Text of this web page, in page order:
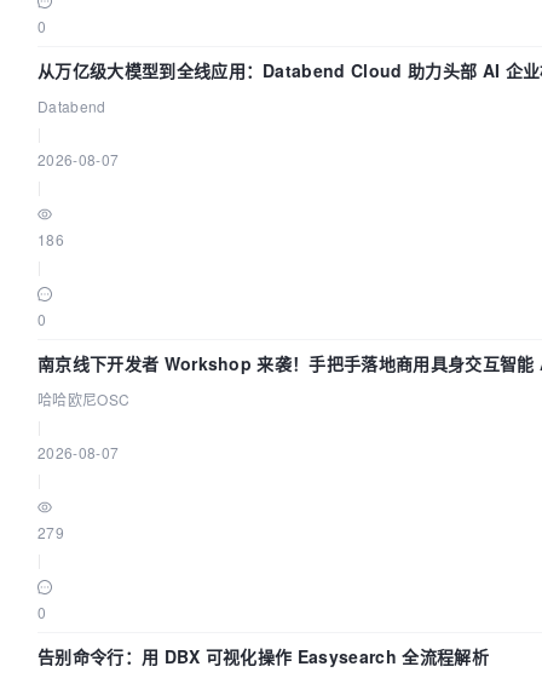
0
从万亿级大模型到全线应用：Databend Cloud 助力头部 AI 企
链路 Trace 数据管道
Databend
2026-08-07
186
0
南京线下开发者 Workshop 来袭！手把手落地商用具身交互智
应用
哈哈欧尼OSC
2026-08-07
279
0
告别命令行：用 DBX 可视化操作 Easysearch 全流程解析